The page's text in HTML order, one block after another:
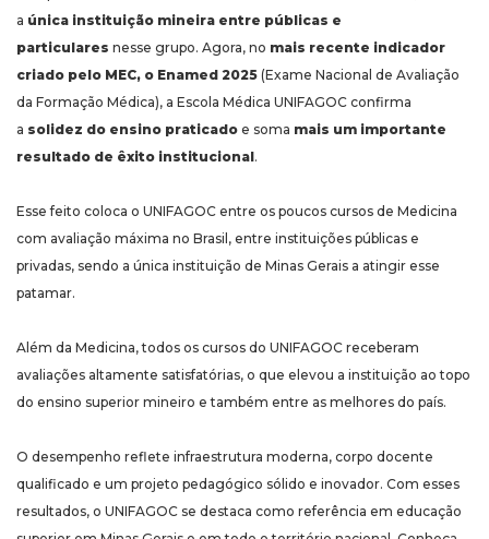
a única instituição mineira entre públicas e
particulares nesse grupo. Agora, no mais recente indicador
criado pelo MEC, o Enamed 2025 (Exame Nacional de Avaliação
da Formação Médica), a Escola Médica UNIFAGOC confirma
a solidez do ensino praticado e soma mais um importante
resultado de êxito institucional.
Esse feito coloca o UNIFAGOC entre os poucos cursos de Medicina
com avaliação máxima no Brasil, entre instituições públicas e
privadas, sendo a única instituição de Minas Gerais a atingir esse
patamar.
Além da Medicina, todos os cursos do UNIFAGOC receberam
avaliações altamente satisfatórias, o que elevou a instituição ao topo
do ensino superior mineiro e também entre as melhores do país.
O desempenho reflete infraestrutura moderna, corpo docente
qualificado e um projeto pedagógico sólido e inovador. Com esses
resultados, o UNIFAGOC se destaca como referência em educação